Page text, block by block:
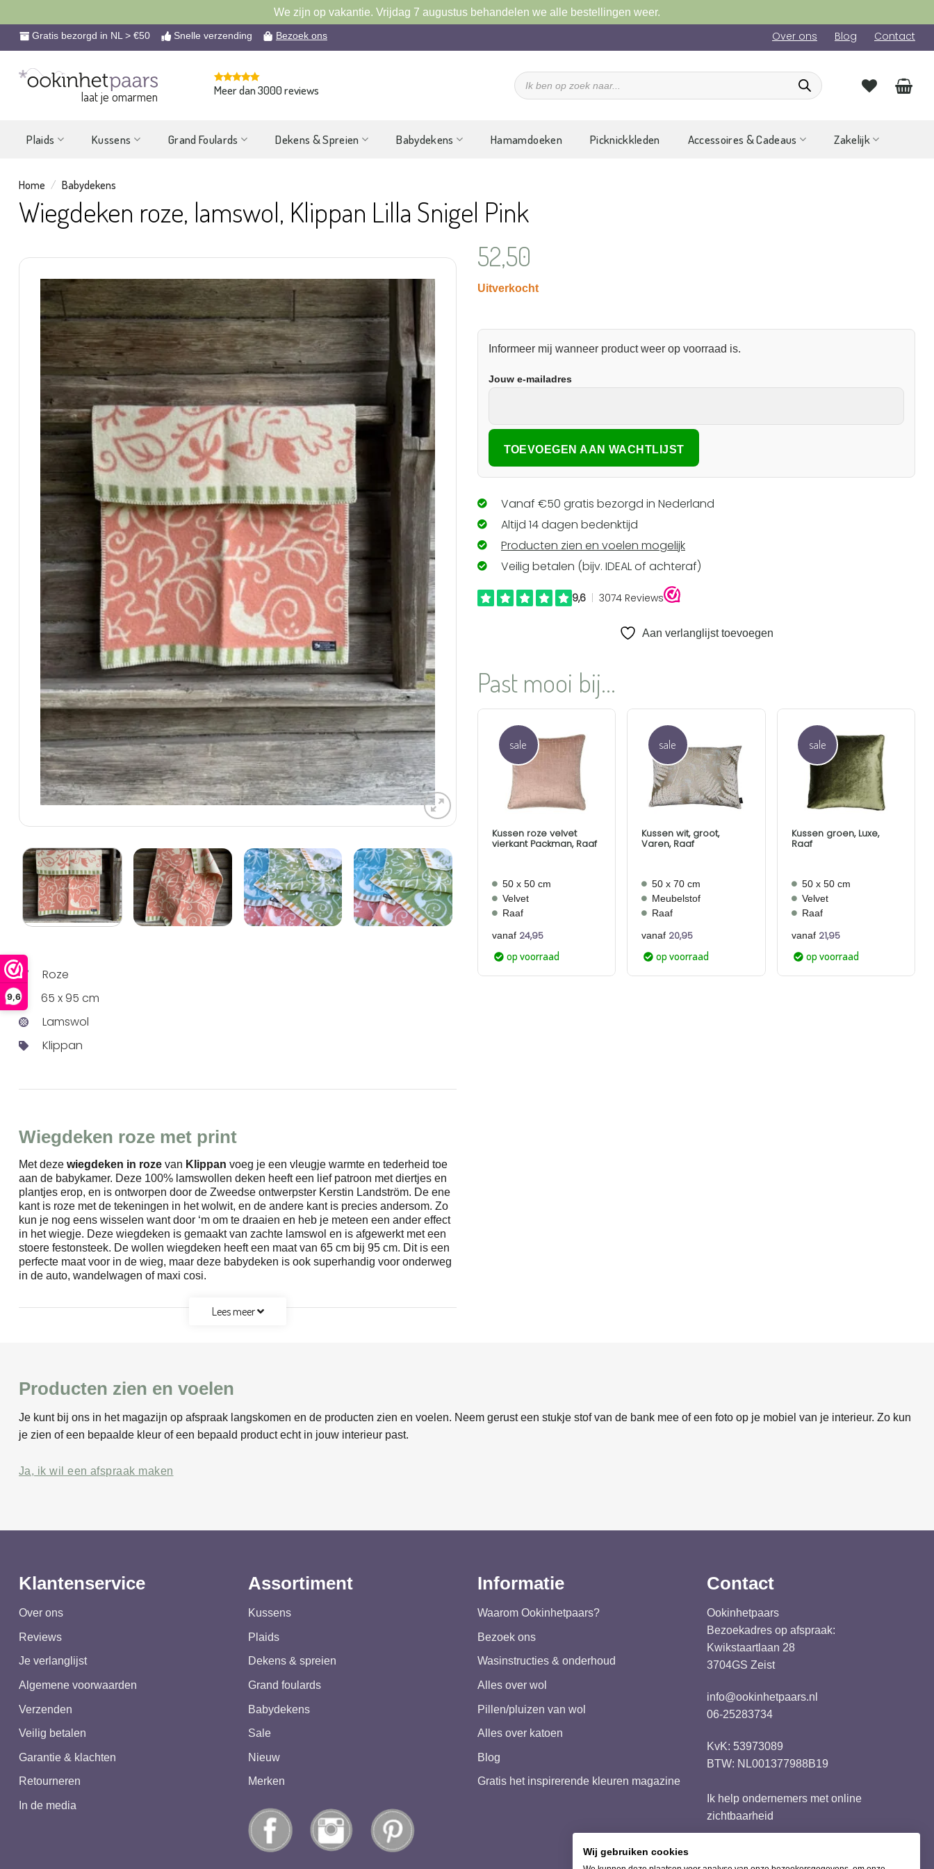
9,6
We zijn op vakantie. Vrijdag 7 augustus behandelen we alle bestellingen weer.
naar
inhoud
Gratis bezorgd in NL > €50 Snelle verzending Bezoek ons Over ons Blog Contact
laat je omarmen Meer dan 3000 reviews
Producten
zoeken
Plaids Kussens Grand Foulards Dekens & Spreien Babydekens Hamamdoeken Picknickkleden Accessoires & Cadeaus Zakelijk
Home / Babydekens
Wiegdeken roze, lamswol, Klippan Lilla Snigel Pink
verlanglijst
toevoegen
Roze
65 x 95 cm
Lamswol
Klippan
Wiegdeken roze met print
Met deze wiegdeken in roze van Klippan voeg je een vleugje warmte en tederheid toe
aan de babykamer. Deze 100% lamswollen deken heeft een lief patroon met diertjes en
plantjes erop, en is ontworpen door de Zweedse ontwerpster Kerstin Landström. De ene
kant is roze met de tekeningen in het wolwit, en de andere kant is precies andersom. Zo
kun je nog eens wisselen want door ‘m om te draaien en heb je meteen een ander effect
in het wiegje. Deze wiegdeken is gemaakt van zachte lamswol en is afgewerkt met een
stoere festonsteek. De wollen wiegdeken heeft een maat van 65 cm bij 95 cm. Dit is een
perfecte maat voor in de wieg, maar deze babydeken is ook superhandig voor onderweg
in de auto, wandelwagen of maxi cosi.
Lees meer
52,50
Uitverkocht
Informeer mij wanneer product weer op voorraad is.
Jouw e-mailadres
Vanaf €50 gratis bezorgd in Nederland
Altijd 14 dagen bedenktijd
Producten zien en voelen mogelijk
Veilig betalen (bijv. IDEAL of achteraf)
Aan verlanglijst toevoegen
Past mooi bij...
sale
Aan
verlanglijst
Kussen roze velvet
vierkant Packman, Raaf
50 x 50 cm
Velvet
Raaf
vanaf 24,95
op voorraad
sale
Aan
verlanglijst
toevoegen
Kussen wit, groot,
Varen, Raaf
50 x 70 cm
Meubelstof
Raaf
vanaf 20,95
op voorraad
sale
Aan
verlanglijst
toevoegen
Kussen groen, Luxe,
Raaf
50 x 50 cm
Velvet
Raaf
vanaf 21,95
op voorraad
Producten zien en voelen
Je kunt bij ons in het magazijn op afspraak langskomen en de producten zien en voelen. Neem gerust een stukje stof van de bank mee of een foto op je mobiel van je interieur. Zo kun
je zien of een bepaalde kleur of een bepaald product echt in jouw interieur past.
Ja, ik wil een afspraak maken
Klantenservice
Over ons
Reviews
Je verlanglijst
Algemene voorwaarden
Verzenden
Veilig betalen
Garantie & klachten
Retourneren
In de media
Assortiment
Kussens
Plaids
Dekens & spreien
Grand foulards
Babydekens
Sale
Nieuw
Merken
Informatie
Waarom Ookinhetpaars?
Bezoek ons
Wasinstructies & onderhoud
Alles over wol
Pillen/pluizen van wol
Alles over katoen
Blog
Gratis het inspirerende kleuren magazine
Contact
Ookinhetpaars
Bezoekadres op afspraak:
Kwikstaartlaan 28
3704GS Zeist
info@ookinhetpaars.nl
06-25283734
KvK: 53973089
BTW: NL001377988B19
Ik help ondernemers metonline
zichtbaarheid
Wij gebruiken cookies